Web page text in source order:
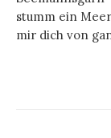
stumm ein
mir dich von